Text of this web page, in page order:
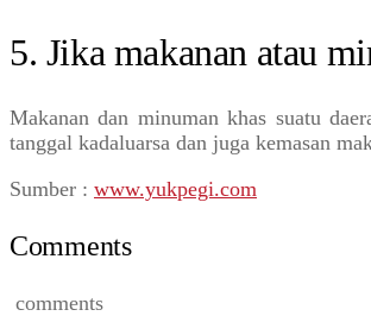
5. Jika makanan atau
Makanan dan minuman khas suatu
tanggal kadaluarsa dan juga kemasan
Sumber : www.yukpegi.com
Comments
comments